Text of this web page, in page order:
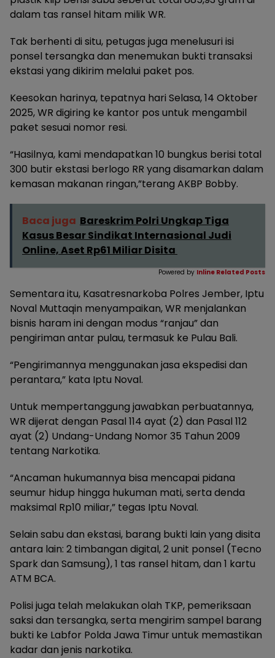
dalam tas ransel hitam milik WR.
Tak berhenti di situ, petugas juga menelusuri isi
ponsel tersangka dan menemukan bukti transaksi
ekstasi yang dikirim melalui paket pos.
Keesokan harinya, tepatnya hari Selasa, 14 Oktober
2025, WR digiring ke kantor pos untuk mengambil
paket sesuai nomor resi.
“Hasilnya, kami mendapatkan 10 bungkus berisi total
300 butir ekstasi berlogo RR yang disamarkan dalam
kemasan makanan ringan,”terang AKBP Bobby.
Baca juga Bareskrim Polri Ungkap Tiga
Kasus Besar Sindikat Internasional Judi
Online, Aset Rp61 Miliar Disita
Powered by Inline Related Posts
Sementara itu, Kasatresnarkoba Polres Jember, Iptu
Noval Muttaqin menyampaikan, WR menjalankan
bisnis haram ini dengan modus “ranjau” dan
pengiriman antar pulau, termasuk ke Pulau Bali.
“Pengirimannya menggunakan jasa ekspedisi dan
perantara,” kata Iptu Noval.
Untuk mempertanggung jawabkan perbuatannya,
WR dijerat dengan Pasal 114 ayat (2) dan Pasal 112
ayat (2) Undang-Undang Nomor 35 Tahun 2009
tentang Narkotika.
“Ancaman hukumannya bisa mencapai pidana
seumur hidup hingga hukuman mati, serta denda
maksimal Rp10 miliar,” tegas Iptu Noval.
Selain sabu dan ekstasi, barang bukti lain yang disita
antara lain: 2 timbangan digital, 2 unit ponsel (Tecno
Spark dan Samsung), 1 tas ransel hitam, dan 1 kartu
ATM BCA.
Polisi juga telah melakukan olah TKP, pemeriksaan
saksi dan tersangka, serta mengirim sampel barang
bukti ke Labfor Polda Jawa Timur untuk memastikan
kadar dan jenis narkotika.